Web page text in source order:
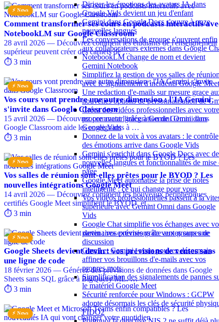
Diriger les émotions des avatars IA dans
Google Vids devient un jeu d'enfant
Gemini dans Google Docs s'ouvre à onze
nouvelles langues
Les conversations de groupe s'ouvrent enfin
aux collaborateurs externes dans Google
NotebookLM change de nom et devient
Gemini Notebook
Simplifiez la gestion de vos salles de
avec le signalement d'incidents Google Meet
Une redaction d'e-mails sur mesure grace
nouvelles options de personnalisation de
Créez des vidéos professionnelles avec votre
propre avatar grâce à Gemini Omni dans
Google Vids
Donnez de la voix à vos avatars : le contrôle
des émotions arrive dans Google Vids
Gemini s'enrichit dans Google Docs avec de
nouvelles langues et fonctionnalités de mise
page
Google Meet automatise la prise de notes
intelligente : ce qui change pour vous
Vos vidéos professionnelles passent à la
supérieure avec Gemini Omni dans Google
Vids
Google Chat simplifie vos échanges avec
partenaires externes grâce aux groupes de
discussion
Gmail et Gemini : vous pouvez désormais
affiner vos brouillons d'e-mails avec vos
propres mots
Simplification des signalements de pannes
le matériel Google Meet
Sécurité renforcée pour Windows : GCPW
adopte désormais les clés de sécurité
FIDO2
⚡ News
Comment transformer ses cours en podcasts interactifs
NotebookLM sur Google Classroom
28 avril 2026 — Découvrez comment les étudiants de l'enseignement
supérieur peuvent créer des carnets de …
⏱️ 3 min
⚡ News
Vos cours vont prendre une autre dimension : l'IA Gemini
s'invite dans Google Classroom
15 avril 2026 — Découvrez comment l'intégration de Gemini dans
Google Classroom aide les enseignants à …
⏱️ 3 min
⚡ News
Vos salles de réunion sont-elles prêtes pour le BYOD ? Les
nouvelles intégrations Google Meet
14 avril 2026 — Découvrez comment les nouveaux périphériques
certifiés Google Meet simplifient le BYOD, et …
⏱️ 3 min
⚡ News
Google Sheets devient devin : vos prévisions de ventes sans
une ligne de code
18 février 2026 — Générez des prévisions de données dans Google
Sheets sans SQL grâce à BigQuery ML. …
⏱️ 3 min
⚡ News